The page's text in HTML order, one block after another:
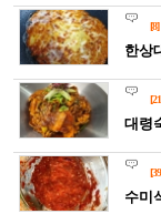
[8]
한상
대령
수미